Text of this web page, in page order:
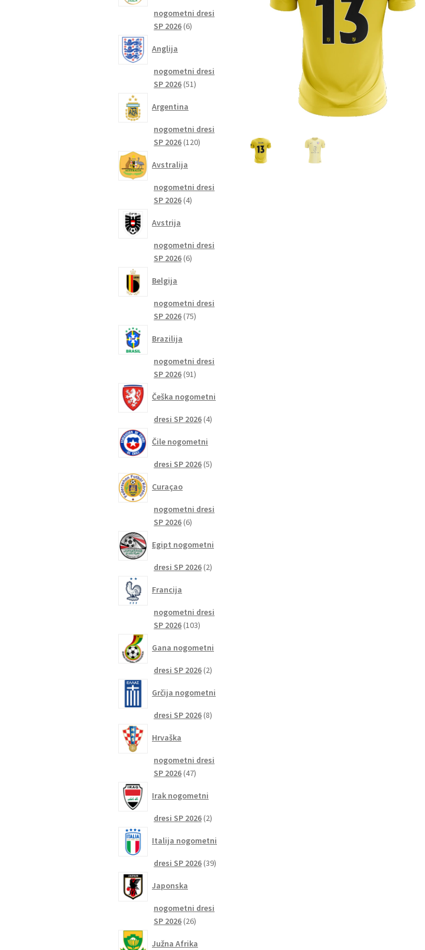
nogometni dresi
SP 2026 66
Anglija
nogometni dresi
SP 2026 5151
Argentina
nogometni dresi
SP 2026 120120
Avstralija
nogometni dresi
SP 2026 44
Avstrija
nogometni dresi
SP 2026 66
Belgija
nogometni dresi
SP 2026 7575
Brazilija
nogometni dresi
SP 2026 9191
Češka nogometni
dresi SP 2026 44
Čile nogometni
dresi SP 2026 55
Curaçao
nogometni dresi
SP 2026 66
Egipt nogometni
dresi SP 2026 22
Francija
nogometni dresi
SP 2026 103103
Gana nogometni
dresi SP 2026 22
Grčija nogometni
dresi SP 2026 88
Hrvaška
nogometni dresi
SP 2026 4747
Irak nogometni
dresi SP 2026 22
Italija nogometni
dresi SP 2026 3939
Japonska
nogometni dresi
SP 2026 2626
Južna Afrika